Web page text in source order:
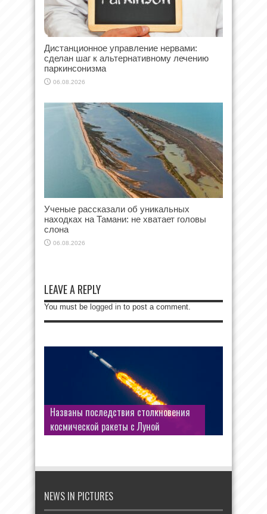
Дистанционное управление нервами:
сделан шаг к альтернативному лечению
паркинсонизма
06.08.2026
Ученые рассказали об уникальных
находках на Тамани: не хватает головы
слона
06.08.2026
LEAVE A REPLY
You must be logged in to post a comment.
Названы последствия столкновения
космической ракеты с Луной
«Сущие копейки»: стало известно,
сколько платили работницы одной из
фабрик Донбасса за «диетический
обед» в столовой
NEWS IN PICTURES